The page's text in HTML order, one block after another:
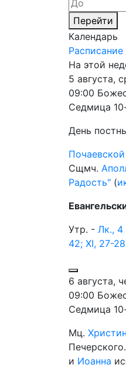
Перейти
Календарь
На этой
5 августа,
09:00
Седмица
День
Почаевской
Сщмч.
Радость" (
Утр. - Лк., 4
42; XI, 27-
6 августа,
09:00
Седмица
Мц.
и Иоанна